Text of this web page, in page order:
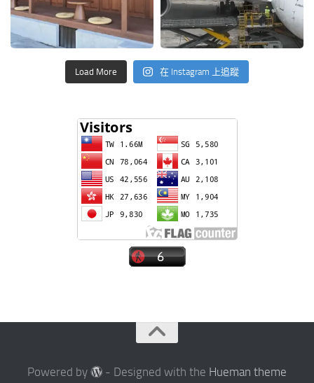
Load More 在 Instagram 上追蹤
Powered by - Designed with the Hueman theme